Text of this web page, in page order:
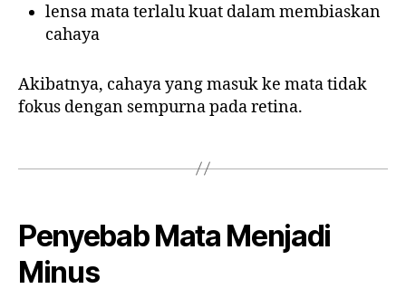
lensa mata terlalu kuat dalam membiaskan
cahaya
Akibatnya, cahaya yang masuk ke mata tidak
fokus dengan sempurna pada retina.
Penyebab Mata Menjadi
Minus